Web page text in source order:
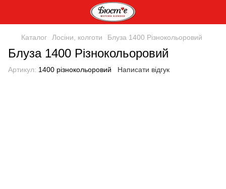
Каталог Лосіни, колготи Блуза 1400 Різнокольоровий
Блуза 1400 Різнокольоровий
Артикул: 1400 різнокольоровий Написати відгук